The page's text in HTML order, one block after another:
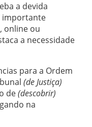
a devida
importante
online ou
a necessidade
para a Ordem
(de Justiça)
de(descobrir)
na